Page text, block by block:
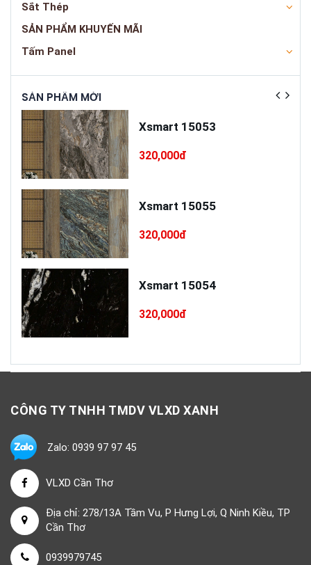
Sắt Thép
SẢN PHẨM KHUYẾN MÃI
Tấm Panel
SẢN PHẨM MỚI
Xsmart 15053
320,000đ
Xsmart 15055
320,000đ
Xsmart 15054
320,000đ
CÔNG TY TNHH TMDV VLXD XANH
Zalo: 0939 97 97 45
VLXD Cần Thơ
Địa chỉ: 278/13A Tầm Vu, P Hưng Lợi, Q Ninh Kiều, TP
Cần Thơ
0939979745